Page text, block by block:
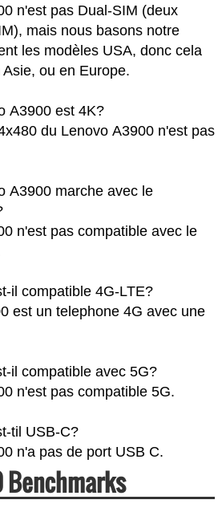
n'est pas Dual-SIM (deux
mais nous basons notre
les modèles USA, donc cela
ou en Europe.
A3900 est 4K?
du Lenovo A3900 n'est pas
A3900 marche avec le
n'est pas compatible avec le
il compatible 4G-LTE?
est un telephone 4G avec une
il compatible avec 5G?
n'est pas compatible 5G.
til USB-C?
n'a pas de port USB C.
Benchmarks